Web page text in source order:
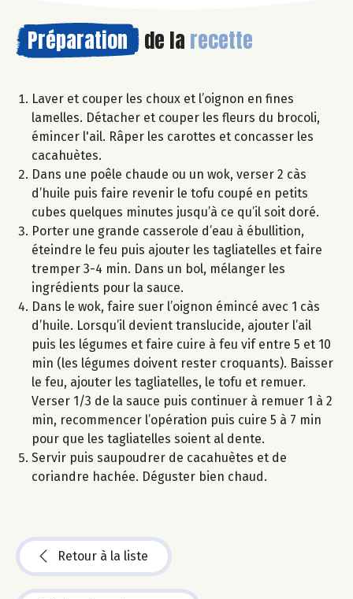
Préparation de la recette
Laver et couper les choux et l’oignon en fines
lamelles. Détacher et couper les fleurs du brocoli,
émincer l'ail. Râper les carottes et concasser les
cacahuètes.
Dans une poêle chaude ou un wok, verser 2 càs
d’huile puis faire revenir le tofu coupé en petits
cubes quelques minutes jusqu’à ce qu’il soit doré.
Porter une grande casserole d’eau à ébullition,
éteindre le feu puis ajouter les tagliatelles et faire
tremper 3-4 min. Dans un bol, mélanger les
ingrédients pour la sauce.
Dans le wok, faire suer l’oignon émincé avec 1 càs
d’huile. Lorsqu’il devient translucide, ajouter l’ail
puis les légumes et faire cuire à feu vif entre 5 et 10
min (les légumes doivent rester croquants). Baisser
le feu, ajouter les tagliatelles, le tofu et remuer.
Verser 1/3 de la sauce puis continuer à remuer 1 à 2
min, recommencer l’opération puis cuire 5 à 7 min
pour que les tagliatelles soient al dente.
Servir puis saupoudrer de cacahuètes et de
coriandre hachée. Déguster bien chaud.
Retour à la liste